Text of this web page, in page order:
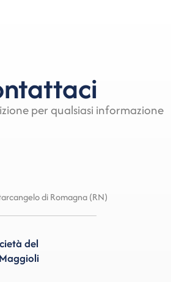
per qualsiasi informazione
di Romagna (RN)
del